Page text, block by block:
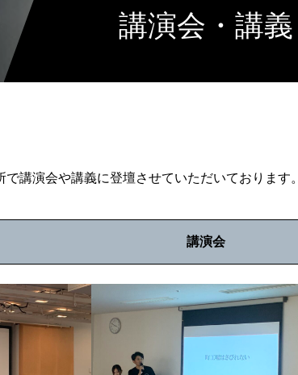
講演会・講義
講演会や講義に登壇させていただいております。
講演会